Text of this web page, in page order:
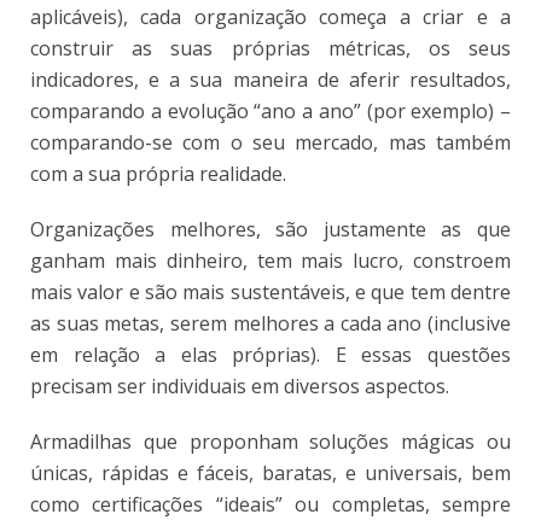
aplicáveis), cada organização começa a criar e a
construir as suas próprias métricas, os seus
indicadores, e a sua maneira de aferir resultados,
comparando a evolução “ano a ano” (por exemplo) –
comparando-se com o seu mercado, mas também
com a sua própria realidade.
Organizações melhores, são justamente as que
ganham mais dinheiro, tem mais lucro, constroem
mais valor e são mais sustentáveis, e que tem dentre
as suas metas, serem melhores a cada ano (inclusive
em relação a elas próprias). E essas questões
precisam ser individuais em diversos aspectos.
Armadilhas que proponham soluções mágicas ou
únicas, rápidas e fáceis, baratas, e universais, bem
como certificações “ideais” ou completas, sempre